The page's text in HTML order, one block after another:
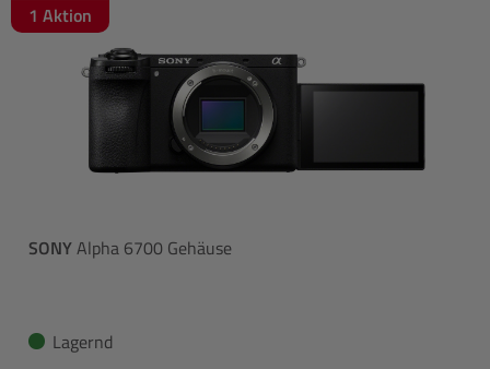
1 Aktion
SONYAlpha 6700 Gehäuse
Lagernd